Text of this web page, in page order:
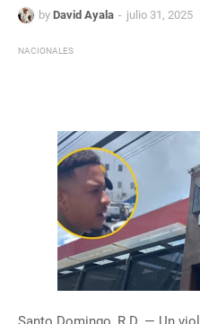
by David Ayala julio 31, 2025
NACIONALES